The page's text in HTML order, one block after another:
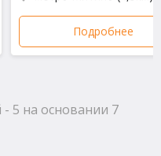
, душ гор воды нет
никогда туда ногой !
Подробнее
5 на основании 7